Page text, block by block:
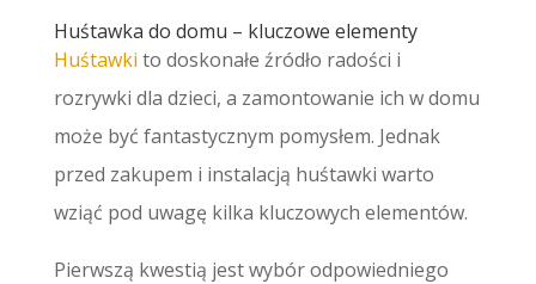
Huśtawka do domu – kluczowe elementy
Huśtawki to doskonałe źródło radości i
rozrywki dla dzieci, a zamontowanie ich w domu
może być fantastycznym pomysłem. Jednak
przed zakupem i instalacją huśtawki warto
wziąć pod uwagę kilka kluczowych elementów.
Pierwszą kwestią jest wybór odpowiedniego